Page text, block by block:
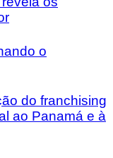
o
do franchising
ao Panamá e à